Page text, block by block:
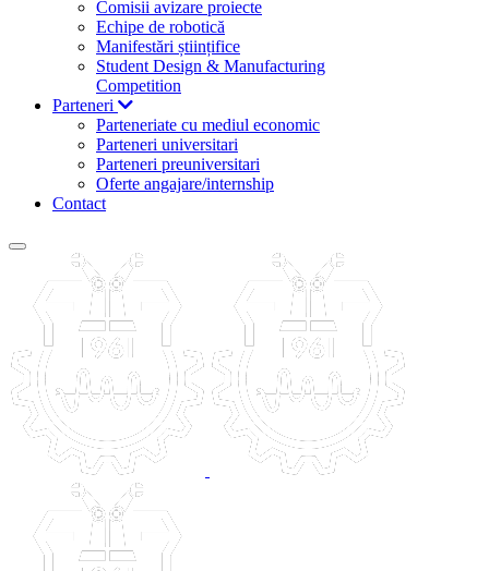
Comisii avizare proiecte
Echipe de robotică
Manifestări științifice
Student Design & Manufacturing
Competition
Parteneri
Parteneriate cu mediul economic
Parteneri universitari
Parteneri preuniversitari
Oferte angajare/internship
Contact